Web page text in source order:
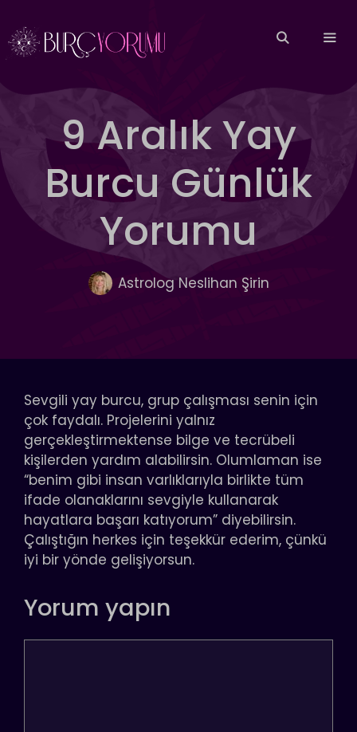
atla
9 Aralık Yay
Burcu Günlük
Yorumu
Astrolog Neslihan Şirin
Sevgili yay burcu, grup çalışması senin için
çok faydalı. Projelerini yalnız
gerçekleştirmektense bilge ve tecrübeli
kişilerden yardım alabilirsin. Olumlaman ise
“benim gibi insan varlıklarıyla birlikte tüm
ifade olanaklarını sevgiyle kullanarak
hayatlara başarı katıyorum” diyebilirsin.
Çalıştığın herkes için teşekkür ederim, çünkü
iyi bir yönde gelişiyorsun.
Yorum yapın